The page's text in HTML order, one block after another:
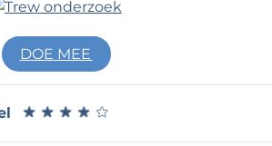
DOE MEE
★ ★ ★ ★ ★
★ ★ ★ ★ ★